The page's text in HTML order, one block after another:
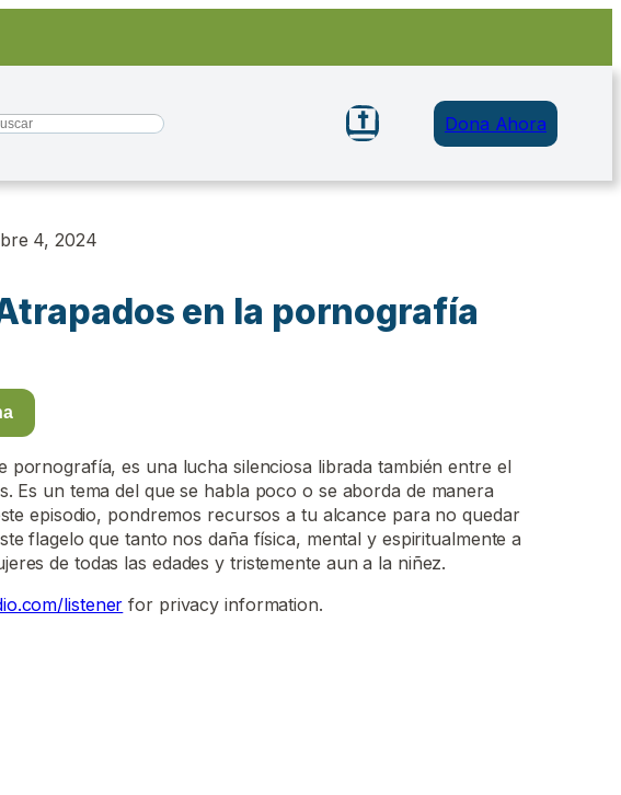
Dona Ahora
4, 2024
en la pornografía
pornografía, es una lucha silenciosa librada también entre el
Es un tema del que se habla poco o se aborda de manera
episodio, pondremos recursos a tu alcance para no quedar
flagelo que tanto nos daña física, mental y espiritualmente a
de todas las edades y tristemente aun a la niñez.
listener for privacy information.